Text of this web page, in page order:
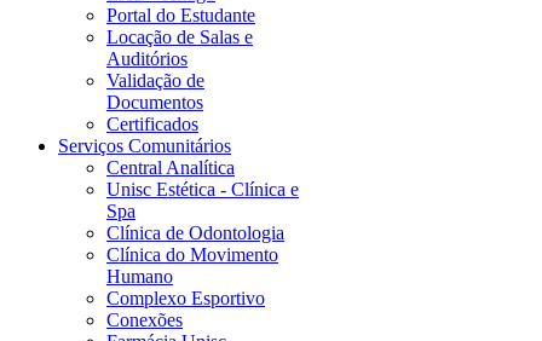
Portal do Estudante
Locação de Salas e
Auditórios
Validação de
Documentos
Certificados
Serviços Comunitários
Central Analítica
Unisc Estética - Clínica e
Spa
Clínica de Odontologia
Clínica do Movimento
Humano
Complexo Esportivo
Conexões